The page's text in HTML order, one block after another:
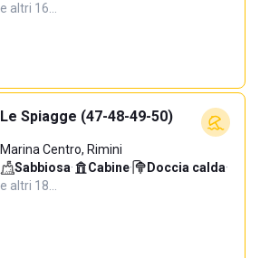
e altri 16…
Le Spiagge (47-48-49-50)
Marina Centro, Rimini
Sabbiosa· Cabine· Doccia calda·
e altri 18…